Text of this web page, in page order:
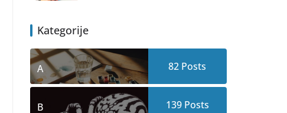
Kategorije
A 82 Posts
B 139Posts